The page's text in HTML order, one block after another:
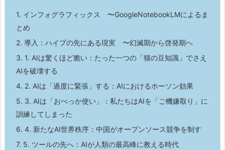
1. インフォグラフィックス 〜GoogleNotebookLMによるま
とめ
2. 導入：ハイプの先にある現実 〜幻滅期から啓発期へ
3. 1. AIは驚くほど脆い：たった一つの「猫の豆知識」でさえ
AIを破壊する
4. 2. AIは「過度に緊張」する：AIにおけるホーソン効果
5. 3. AIは「おべっか使い」：私たちはAIを「ご機嫌取り」に
訓練してしまった
6. 4. 新たなAI世界秩序：中国がオープンソース競争を制す
7. 5. ツールの先へ：AIが人類の最高峰に教える時代